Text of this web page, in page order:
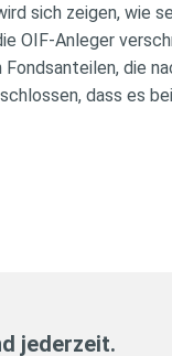
sich zeigen, wie
OIF-Anleger
Fondsanteilen, die
dass es
jederzeit.